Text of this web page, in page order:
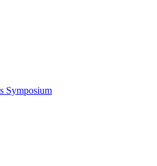
Symposium